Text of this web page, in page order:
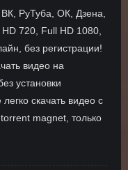
ВК, РуТуба, ОК, Дзена,
720, Full HD 1080,
без регистрации!
видео на
установки
скачать видео с
magnet, только